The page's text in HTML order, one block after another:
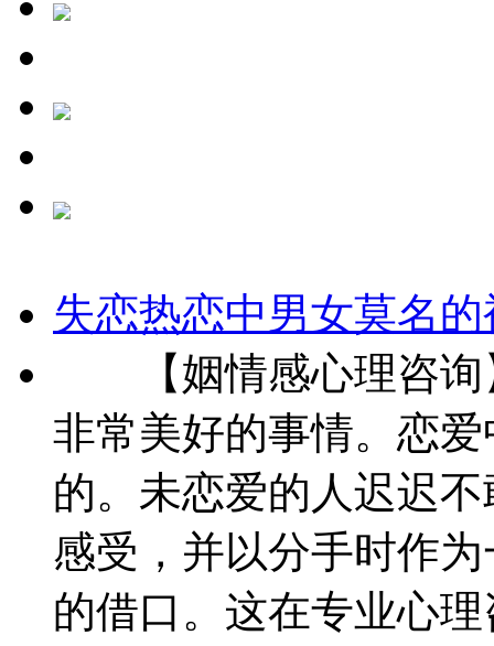
失恋热恋中男女莫名
【姻情感心理咨询
非常美好的事情。恋
的。未恋爱的人迟迟
感受，并以分手时作
的借口。这在专业心